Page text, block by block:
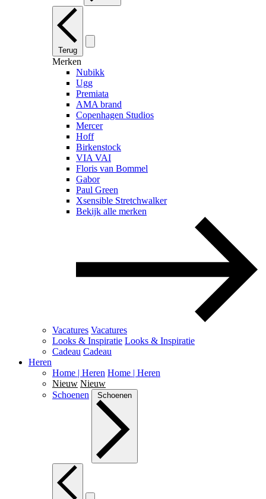
Terug
Merken
Nubikk
Ugg
Premiata
AMA brand
Copenhagen Studios
Mercer
Hoff
Birkenstock
VIA VAI
Floris van Bommel
Gabor
Paul Green
Xsensible Stretchwalker
Bekijk alle merken
Vacatures Vacatures
Looks & Inspiratie Looks & Inspiratie
Cadeau Cadeau
Heren
Home | Heren Home | Heren
Nieuw Nieuw
Schoenen
Schoenen